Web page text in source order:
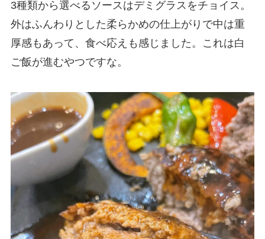
3種類から選べるソースはデミグラスをチョイス。
外はふんわりとした柔らかめの仕上がりで中は重
厚感もあって、食べ応えも感じました。これは白
ご飯が進むやつですな。